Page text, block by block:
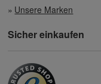
Unsere Marken
Sicher einkaufen